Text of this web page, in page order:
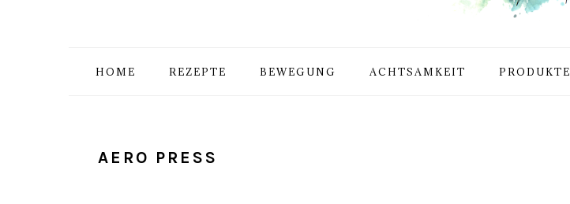
HOME REZEPTE BEWEGUNG ACHTSAMKEIT PRODUKTE
AERO PRESS